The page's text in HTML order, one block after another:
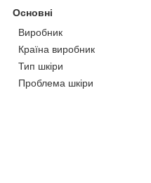
Основні
Виробник
Країна виробник
Тип шкіри
Проблема шкіри